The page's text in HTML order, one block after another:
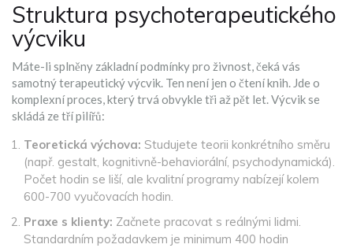
Struktura psychoterapeutického
výcviku
Máte-li splněny základní podmínky pro živnost, čeká vás
samotný terapeutický výcvik. Ten není jen o čtení knih. Jde o
komplexní proces, který trvá obvykle tři až pět let. Výcvik se
skládá ze tří pilířů:
Teoretická výchova: Studujete teorii konkrétního směru
(např. gestalt, kognitivně-behaviorální, psychodynamická).
Počet hodin se liší, ale kvalitní programy nabízejí kolem
600-700 vyučovacích hodin.
Praxe s klienty: Začnete pracovat s reálnými lidmi.
Standardním požadavkem je minimum 400 hodin